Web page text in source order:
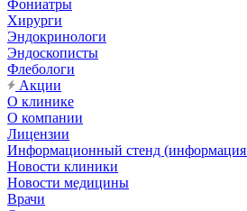
Фониатры
Хирурги
Эндокринологи
Эндоскописты
Флебологи
Акции
О клинике
О компании
Лицензии
Информационный стенд (информация
Новости клиники
Новости медицины
Врачи